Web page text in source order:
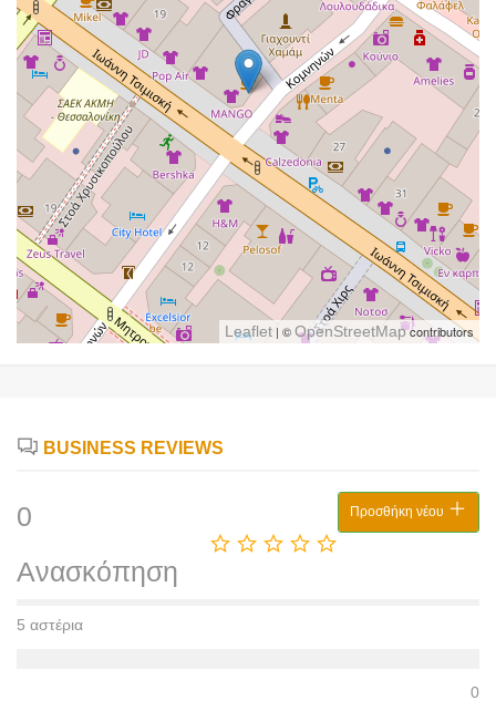
Leaflet | ©OpenStreetMapcontributors
BUSINESS REVIEWS
0
Ανασκόπηση
Προσθήκη νέου
5 αστέρια
0